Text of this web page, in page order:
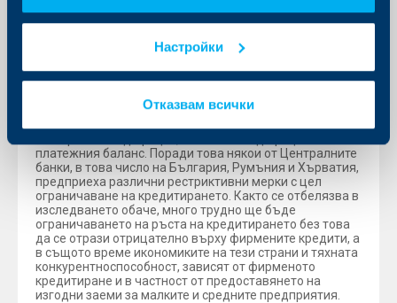
Настройки
Отказвам всички
Забележка: Данните са към края на 2004
Източник:БНБ, Raiffeisen RESEARCH
Общият кредитен бум в Централна и Източна Европа
предизвика загриженост за икономическата
стабилност в някои страни поради засилване на вноса
платежния баланс. Поради това някои от Централните
банки, в това число на България, Румъния и Хърватия,
предприеха различни рестриктивни мерки с цел
ограничаване на кредитирането. Както се отбелязва в
изследването обаче, много трудно ще бъде
ограничаването на ръста на кредитирането без това
да се отрази отрицателно върху фирмените кредити, а
в същото време икономиките на тези страни и тяхната
конкурентноспособност, зависят от фирменото
кредитиране и в частност от предоставянето на
изгодни заеми за малките и средните предприятия.